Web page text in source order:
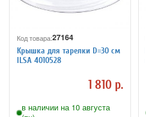
Код товара:27164
Крышка для тарелки D=30 см
ILSA 4010528
1 810 р.
в наличии на 10 августа